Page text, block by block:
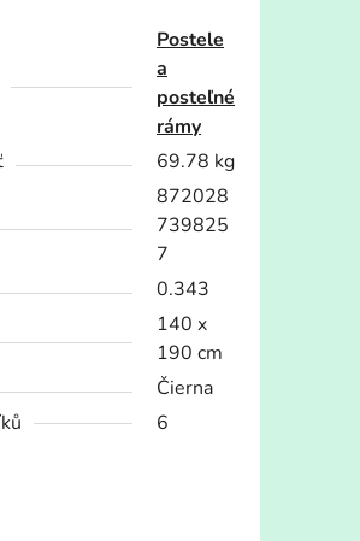
Postele
a
posteľné
rámy
69.78 kg
872028
739825
7
0.343
140 x
190 cm
Čierna
6